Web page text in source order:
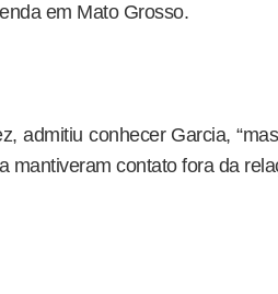
em Mato Grosso.
admitiu conhecer Garcia,
mantiveram contato fora da